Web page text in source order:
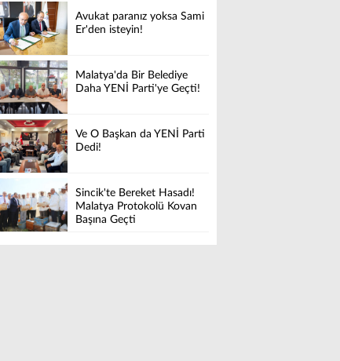
Avukat paranız yoksa Sami
Er'den isteyin!
Malatya'da Bir Belediye
Daha YENİ Parti'ye Geçti!
Ve O Başkan da YENİ Parti
Dedi!
Sincik'te Bereket Hasadı!
Malatya Protokolü Kovan
Başına Geçti